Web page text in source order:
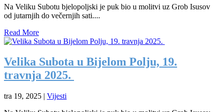
Na Veliku Subotu bjelopoljski je puk bio u molitvi uz Grob Isusov
od jutarnjih do večernjih sati....
Read More
Velika Subota u Bijelom Polju, 19.
travnja 2025.
tra 19, 2025 | Vijesti